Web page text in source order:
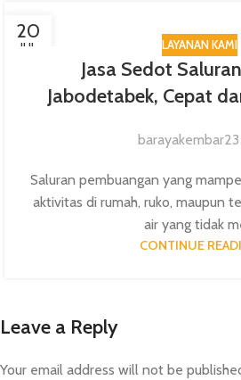
20
JUL LAYANAN KAMI
Jasa Sedot
Jabodetabek, Cepat
barayakembar23
Saluran pembuangan yang
aktivitas di rumah, ruko, maupun
air yang tidak
CONTINUE
Leave a Reply
Your email address will not be